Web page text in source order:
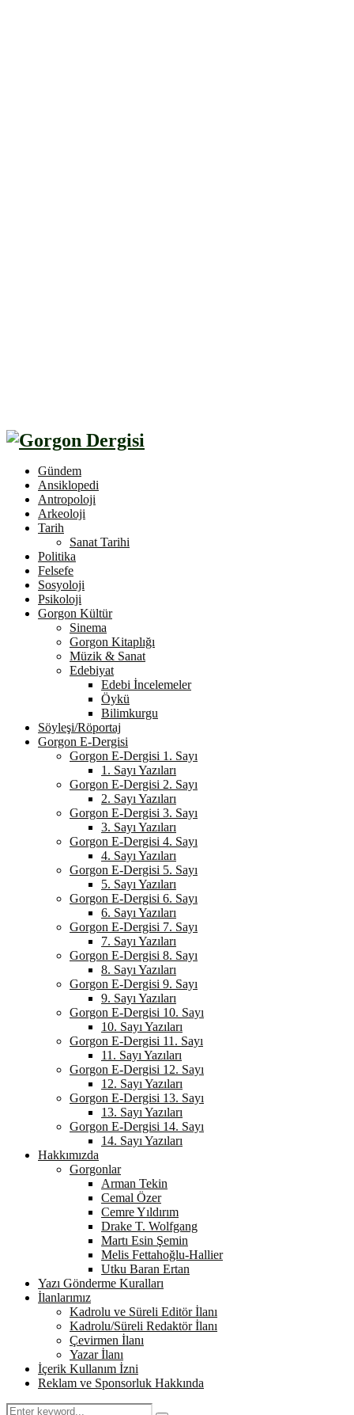
Gündem
Ansiklopedi
Antropoloji
Arkeoloji
Tarih
Sanat Tarihi
Politika
Felsefe
Sosyoloji
Psikoloji
Gorgon Kültür
Sinema
Gorgon Kitaplığı
Müzik & Sanat
Edebiyat
Edebi İncelemeler
Öykü
Bilimkurgu
Söyleşi/Röportaj
Gorgon E-Dergisi
Gorgon E-Dergisi 1. Sayı
1. Sayı Yazıları
Gorgon E-Dergisi 2. Sayı
2. Sayı Yazıları
Gorgon E-Dergisi 3. Sayı
3. Sayı Yazıları
Gorgon E-Dergisi 4. Sayı
4. Sayı Yazıları
Gorgon E-Dergisi 5. Sayı
5. Sayı Yazıları
Gorgon E-Dergisi 6. Sayı
6. Sayı Yazıları
Gorgon E-Dergisi 7. Sayı
7. Sayı Yazıları
Gorgon E-Dergisi 8. Sayı
8. Sayı Yazıları
Gorgon E-Dergisi 9. Sayı
9. Sayı Yazıları
Gorgon E-Dergisi 10. Sayı
10. Sayı Yazıları
Gorgon E-Dergisi 11. Sayı
11. Sayı Yazıları
Gorgon E-Dergisi 12. Sayı
12. Sayı Yazıları
Gorgon E-Dergisi 13. Sayı
13. Sayı Yazıları
Gorgon E-Dergisi 14. Sayı
14. Sayı Yazıları
Hakkımızda
Gorgonlar
Arman Tekin
Cemal Özer
Cemre Yıldırım
Drake T. Wolfgang
Martı Esin Şemin
Melis Fettahoğlu-Hallier
Utku Baran Ertan
Yazı Gönderme Kuralları
İlanlarımız
Kadrolu ve Süreli Editör İlanı
Kadrolu/Süreli Redaktör İlanı
Çevirmen İlanı
Yazar İlanı
İçerik Kullanım İzni
Reklam ve Sponsorluk Hakkında
Search